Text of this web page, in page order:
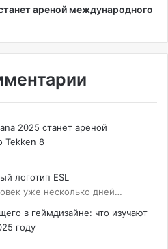
ареной международного
2025 станет ареной
Tekken 8
логотип ESL
уже несколько дней…
в геймдизайне: что изучают
году